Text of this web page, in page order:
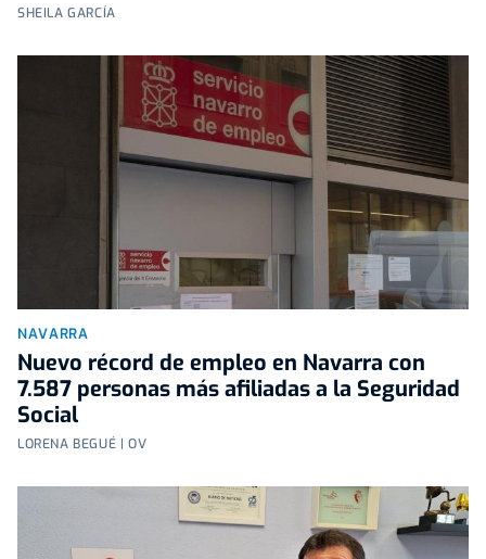
SHEILA GARCÍA
NAVARRA
Nuevo récord de empleo en Navarra con
7.587 personas más afiliadas a la Seguridad
Social
LORENA BEGUÉ | OV